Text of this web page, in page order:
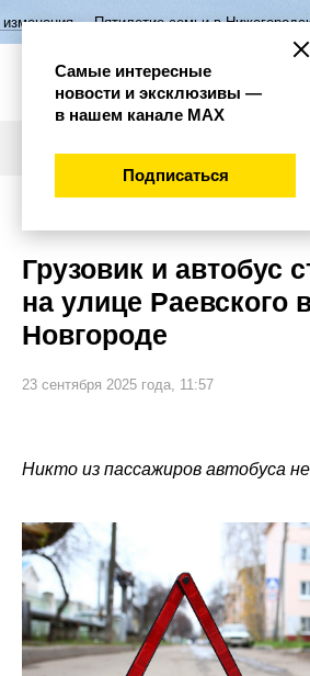
семьи в Нижегородской области
Грузовик и автобус
на улице Раевского
Новгороде
23 сентября 2025 года, 11:57
Никто из пассажиров автобуса
Самые интересные
новости и эксклюзивы —
в нашем канале МАХ
Подписаться